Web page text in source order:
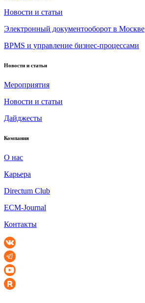
Новости и статьи
Электронный документооборот в Москве
BPMS и управление бизнес-процессами
Новости и статьи
Мероприятия
Новости и статьи
Дайджесты
Компания
О нас
Карьера
Directum Club
ECM-Journal
Контакты